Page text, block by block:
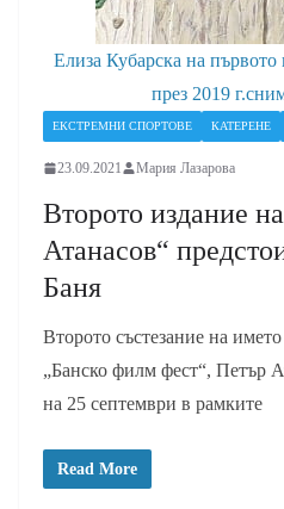
Елиза Кубарска на първото
през 2019
ЕКСТРЕМНИ СПОРТОВЕ КАТЕРЕНЕ
23.09.2021 Мария Лазарова
Второто издание
Атанасов“
Баня
Второто състезание на
„Банско филм фест“, Петър
на 25 септември в рамките
Read More